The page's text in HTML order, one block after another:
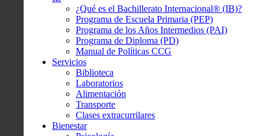
¿Qué es el Bachillerato Internacional® (IB)?
Programa de Escuela Primaria (PEP)
Programa de los Años Intermedios (PAI)
Programa de Diploma (PD)
Manual de Políticas CCG
Servicios
Biblioteca
Laboratorios
Alimentación
Transporte
Clases extracurrilares
Bienestar